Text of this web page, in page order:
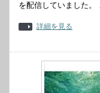
を配信していました
詳細を見る